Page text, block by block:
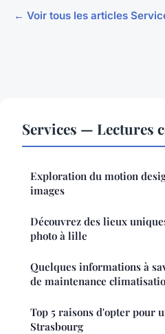
← Voir tous les articles
Services — Lectures
Exploration du motion
images
Découvrez des lieux
photo à lille
Quelques informations à
de maintenance
Top 5 raisons d'opter pour
Strasbourg